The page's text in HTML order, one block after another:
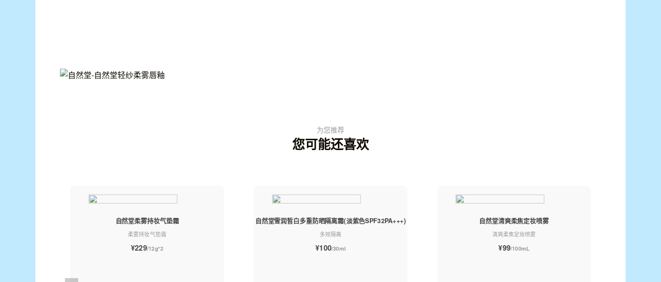
为您推荐
您可能还喜欢
自然堂柔雾持妆气垫霜
柔雾持妆气垫霜
¥229/12g*2
自然堂雪润皙白多重防晒隔离霜(淡紫色SPF32PA+++)
多效隔离
¥100/30ml
自然堂清爽柔焦定妆喷雾
清爽柔焦定妆喷雾
¥99/100mL